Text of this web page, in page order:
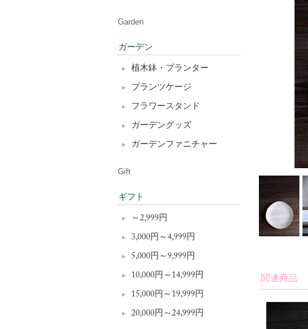
関連商品
Garden
ガーデン
植木鉢・プランター
プランツケージ
フラワースタンド
ガーデングッズ
ガーデンファニチャー
Gift
ギフト
～2,999円
3,000円～4,999円
5,000円～9,999円
10,000円～14,999円
15,000円～19,999円
20,000円～24,999円